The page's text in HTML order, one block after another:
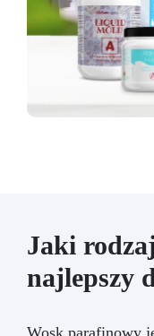
Jaki
najlepszy